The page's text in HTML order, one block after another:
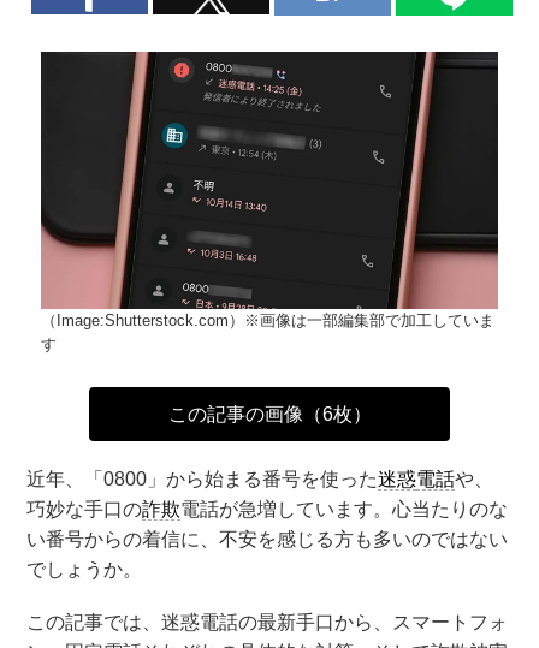
（Image:Shutterstock.com）※画像は一部編集部で加工していま
す
この記事の画像（6枚）
近年、「0800」から始まる番号を使った迷惑電話や、
巧妙な手口の詐欺電話が急増しています。心当たりのな
い番号からの着信に、不安を感じる方も多いのではない
でしょうか。
この記事では、迷惑電話の最新手口から、スマートフォ